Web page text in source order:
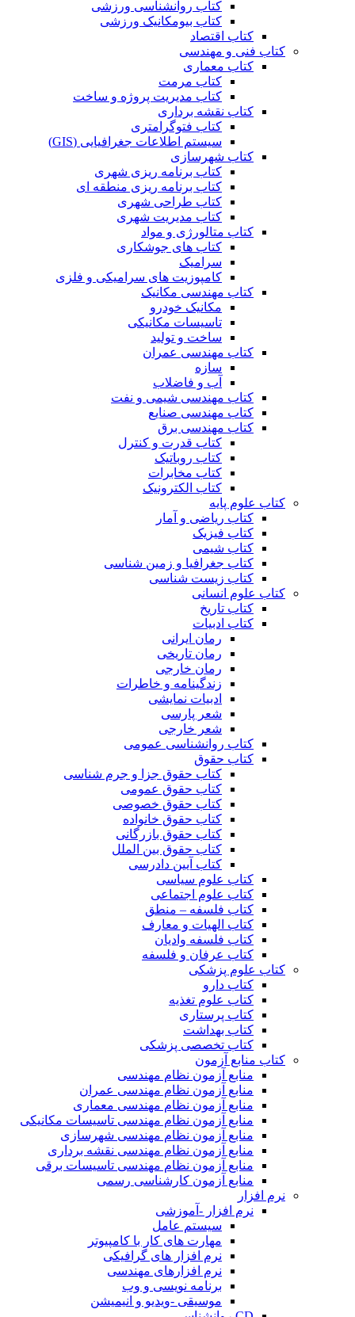
کتاب روانشناسی ورزشی
کتاب بیومکانیک ورزشی
کتاب اقتصاد
کتاب فنی و مهندسی
کتاب معماری
کتاب مرمت
کتاب مدیریت پروژه و ساخت
کتاب نقشه برداری
کتاب فتوگرامتری
سیستم اطلاعات جغرافیایی (GIS)
کتاب شهرسازی
کتاب برنامه ریزی شهری
کتاب برنامه ریزی منطقه ای
کتاب طراحی شهری
کتاب مدیریت شهری
کتاب متالورژی و مواد
کتاب های جوشکاری
سرامیک
کامپوزیت های سرامیکی و فلزی
کتاب مهندسی مکانیک
مکانیک خودرو
تاسیسات مکانیکی
ساخت و تولید
کتاب مهندسی عمران
سازه
آب و فاضلاب
کتاب مهندسی شیمی و نفت
کتاب مهندسی صنایع
کتاب مهندسی برق
کتاب قدرت و کنترل
کتاب روباتیک
کتاب مخابرات
کتاب الکترونیک
کتاب علوم پایه
کتاب ریاضی و آمار
کتاب فیزیک
کتاب شیمی
کتاب جغرافیا و زمین شناسی
کتاب زیست شناسی
کتاب علوم انسانی
کتاب تاریخ
کتاب ادبیات
رمان ایرانی
رمان تاریخی
رمان خارجی
زندگینامه و خاطرات
ادبیات نمایشی
شعر پارسی
شعر خارجی
کتاب روانشناسی عمومی
کتاب حقوق
کتاب حقوق جزا و جرم شناسی
کتاب حقوق عمومی
کتاب حقوق خصوصی
کتاب حقوق خانواده
کتاب حقوق بازرگانی
کتاب حقوق بین الملل
کتاب آیین دادرسی
کتاب علوم سیاسی
کتاب علوم اجتماعی
کتاب فلسفه – منطق
کتاب الهیات و معارف
کتاب فلسفه وادیان
کتاب عرفان و فلسفه
کتاب علوم پزشکی
کتاب دارو
کتاب علوم تغذیه
کتاب پرستاری
کتاب بهداشت
کتاب تخصصی پزشکی
کتاب منابع آزمون
منابع آزمون نظام مهندسی
منابع آزمون نظام مهندسی عمران
منابع آزمون نظام مهندسی معماری
منابع آزمون نظام مهندسی تاسیسات مکانیکی
منابع آزمون نظام مهندسی شهرسازی
منابع آزمون نظام مهندسی نقشه برداری
منابع آزمون نظام مهندسی تاسیسات برقی
منابع آزمون کارشناسی رسمی
نرم افزار
نرم افزار -آموزشی
سیستم عامل
مهارت های کار با کامپیوتر
نرم افزار های گرافیکی
نرم افزارهای مهندسی
برنامه نویسی و وب
موسیقی -ویدیو و انیمیشن